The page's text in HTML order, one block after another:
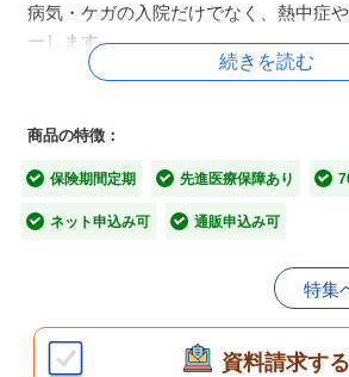
病気・ケガの入院だけでなく、熱中症
ーします。
■「医療保険 ナンバーワン」
【特長1】ガンの入院を手厚く保
病気・ケガの入院は日額10,000円、ガン
【特長2】日帰り入院も保障！
長期の入院だけでなく、日帰り入院も保
続きを読む
商品の特徴：
保険期間定期 先進医療保障あり
ネット申込み可 通販申込み可
特集
資料請求する